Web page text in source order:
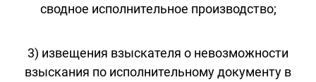
сводное исполнительное производство;
3) извещения взыскателя о невозможности
взыскания по исполнительному документу в